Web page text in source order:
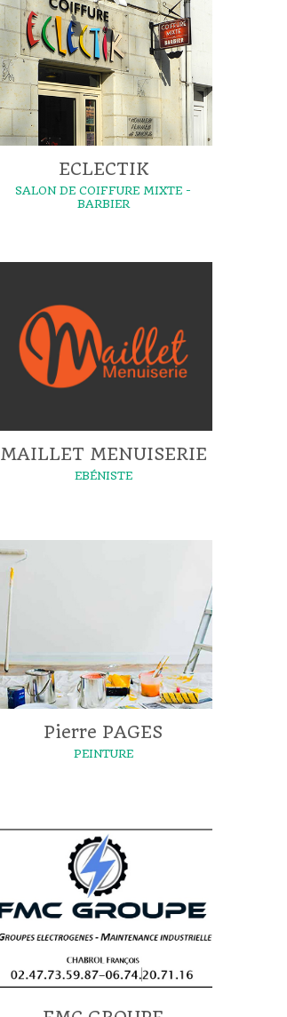
ECLECTIK
SALON DE COIFFURE MIXTE -
BARBIER
MAILLET MENUISERIE
EBÉNISTE
Pierre PAGES
PEINTURE